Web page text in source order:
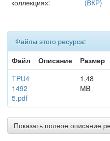
коллекциях:
(ВКР)
Файлы этого ресурса:
Файл
Описание Размер
TPU4
1492
5.pdf
1,48
MB
Показать полное описание